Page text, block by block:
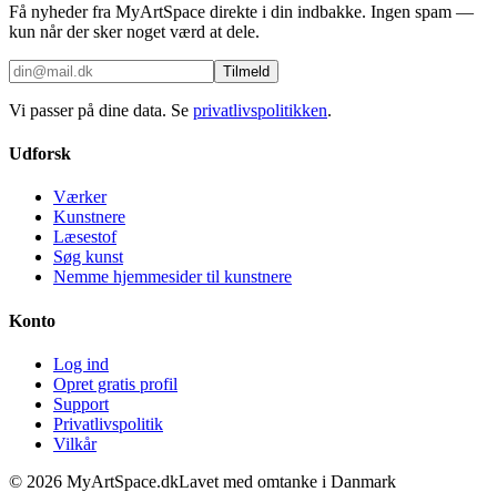
Få nyheder fra MyArtSpace direkte i din indbakke. Ingen spam —
kun når der sker noget værd at dele.
Tilmeld
Vi passer på dine data. Se privatlivspolitikken.
Udforsk
Værker
Kunstnere
Læsestof
Søg kunst
Nemme hjemmesider til kunstnere
Konto
Log ind
Opret gratis profil
Support
Privatlivspolitik
Vilkår
© 2026 MyArtSpace.dkLavet med omtanke i Danmark